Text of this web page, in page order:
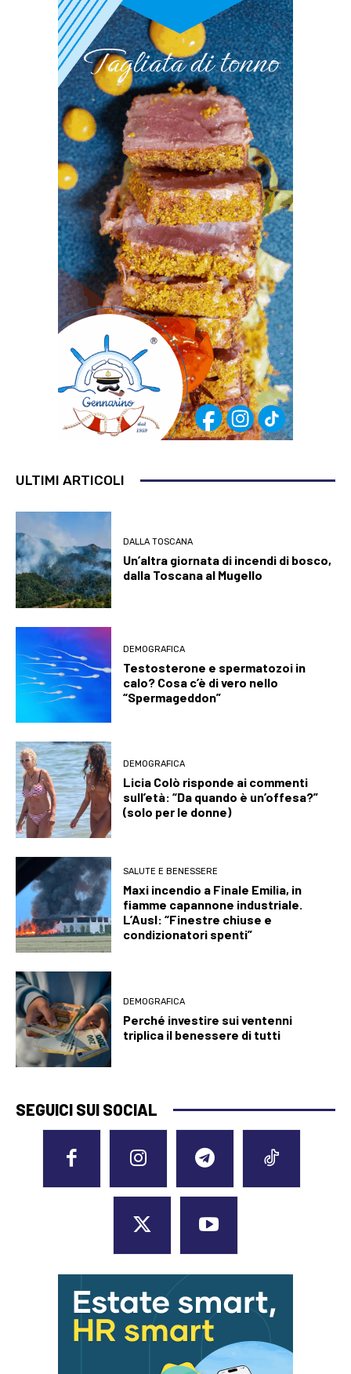
ULTIMI ARTICOLI
DALLA TOSCANA
Un’altra giornata di incendi di bosco,
dalla Toscana al Mugello
DEMOGRAFICA
Testosterone e spermatozoi in
calo? Cosa c’è di vero nello
“Spermageddon”
DEMOGRAFICA
Licia Colò risponde ai commenti
sull’età: “Da quando è un’offesa?”
(solo per le donne)
SALUTE E BENESSERE
Maxi incendio a Finale Emilia, in
fiamme capannone industriale.
L’Ausl: “Finestre chiuse e
condizionatori spenti”
DEMOGRAFICA
Perché investire sui ventenni
triplica il benessere di tutti
SEGUICI SUI SOCIAL